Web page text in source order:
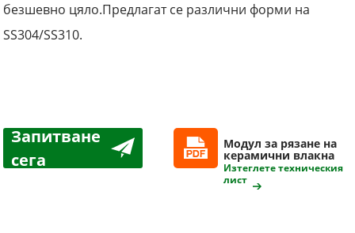
безшевно цяло.Предлагат се различни форми на
SS304/SS310.
Запитване
сега
Модул за рязане на
керамични влакна
Изтеглете техническия
лист